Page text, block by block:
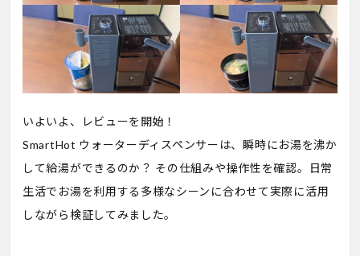
いよいよ、レビューを開始！
SmartHot ウォーターディスペンサーは、瞬時にお湯を沸か
して給湯ができるのか？ その仕組みや操作性を確認。日常
生活でお湯を利用する多様なシーンに合わせて実際に活用
しながら検証してみました。